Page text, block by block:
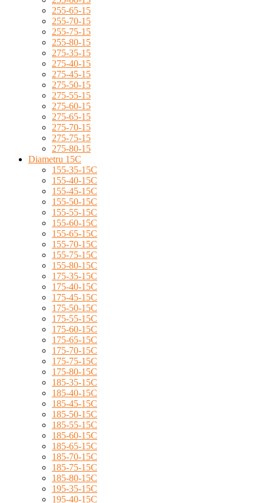
255-65-15
255-70-15
255-75-15
255-80-15
275-35-15
275-40-15
275-45-15
275-50-15
275-55-15
275-60-15
275-65-15
275-70-15
275-75-15
275-80-15
Diametru 15C
155-35-15C
155-40-15C
155-45-15C
155-50-15C
155-55-15C
155-60-15C
155-65-15C
155-70-15C
155-75-15C
155-80-15C
175-35-15C
175-40-15C
175-45-15C
175-50-15C
175-55-15C
175-60-15C
175-65-15C
175-70-15C
175-75-15C
175-80-15C
185-35-15C
185-40-15C
185-45-15C
185-50-15C
185-55-15C
185-60-15C
185-65-15C
185-70-15C
185-75-15C
185-80-15C
195-35-15C
195-40-15C